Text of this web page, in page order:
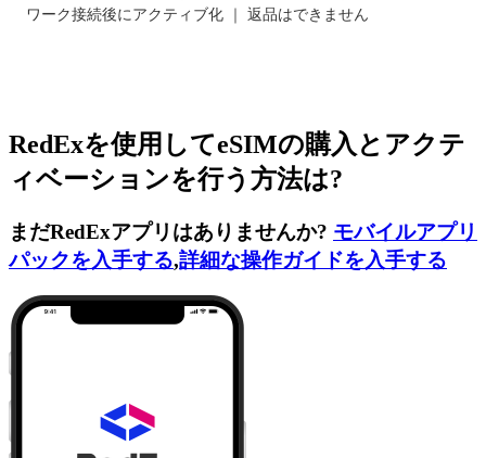
ワーク接続後にアクティブ化 ｜ 返品はできません
RedExを使用してeSIMの購入とアクテ
ィベーションを行う方法は?
まだRedExアプリはありませんか? モバイルアプリ
パックを入手する,詳細な操作ガイドを入手する